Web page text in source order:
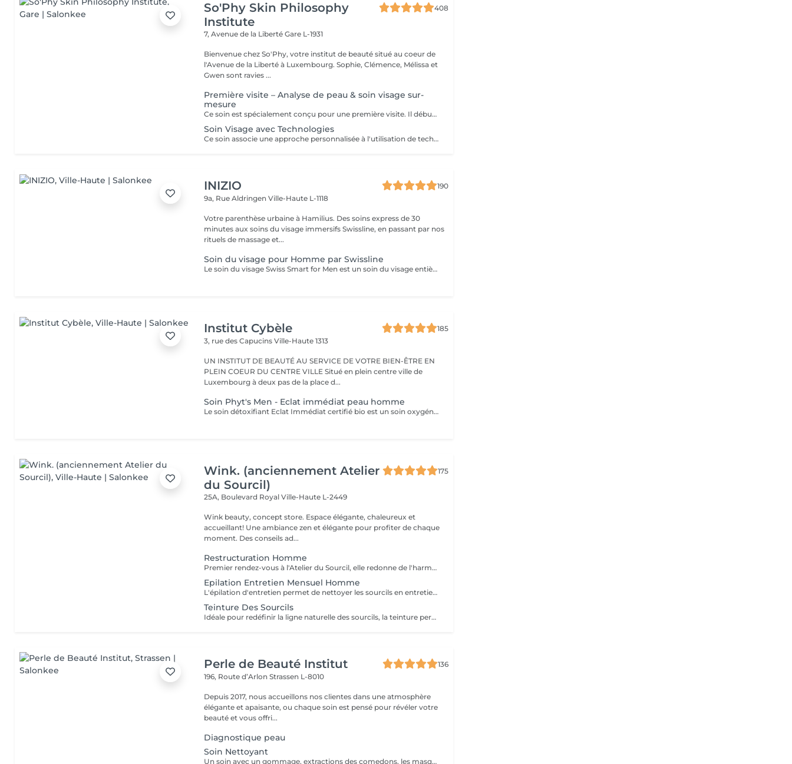
So'Phy Skin Philosophy
Institute
408
7, Avenue de la LibertéGare L-1931
Bienvenue chez So'Phy, votre institut de beauté situé au coeur de
l'Avenue de la Liberté à Luxembourg. Sophie, Clémence, Mélissa et
Gwen sont ravies ...
Première visite – Analyse de peau & soin visage sur-
mesure
Ce soin est spécialement conçu pour une première visite. Il débute par une analyse de peau approfondie afin de comprendre ses besoins et d’identifier les déséquilibres éventuels. Le soin du visage est ensuite entièrement personnalisé, avec des techniques et des produits adaptés pour répondre de manière ciblée aux besoins de la peau. Ce premier rendez-vous permet d’obtenir des résultats visibles tout en bénéficiant de conseils personnalisés pour améliorer durablement la qualité de la peau.
Soin Visage avec Technologies
Ce soin associe une approche personnalisée à l'utilisation de technologies avancées afin d'agir plus en profondeur sur la peau. Les technologies sont sélectionnées en fonction des besoins pour améliorer la texture de la peau, l'hydratation et les signes de l'âge. Un soin idéal pour obtenir des résultats visibles et aller plus loin dans l'amélioration de la qualité de la peau.
INIZIO
190
9a, Rue AldringenVille-Haute L-1118
Votre parenthèse urbaine à Hamilius. Des soins express de 30
minutes aux soins du visage immersifs Swissline, en passant par nos
rituels de massage et...
Soin du visage pour Homme par Swissline
Le soin du visage Swiss Smart for Men est un soin du visage entièrement personnalisé de 45 à 60 minutes conçu pour les hommes qui cherchent à détoxifier et à renforcer leur peau. Ce soin du visage utilise exclusivement des produits Swissline végétaliens, améliorés avec la collection signature d'Age Intelligence Boosters pour protéger et rééquilibrer la peau. Il a un effet de détresse instantané et comprend un massage facial de 15 à 20 minutes combinant relaxation et drainage lymphatique pour détoxifier la peau, et c'est un moyen intelligent et rapide de paraître à votre meilleur. Principaux avantages : Rafraîchit et dynamise la peau fatiguée Atténue l'irritation Améliore le teint et la texture de la peau
Institut Cybèle
185
3, rue des CapucinsVille-Haute 1313
UN INSTITUT DE BEAUTÉ AU SERVICE DE VOTRE BIEN-ÊTRE EN
PLEIN COEUR DU CENTRE VILLE Situé en plein centre ville de
Luxembourg à deux pas de la place d...
Soin Phyt's Men - Eclat immédiat peau homme
Le soin détoxifiant Eclat Immédiat certifié bio est un soin oxygénant et défatigant, destiné à toutes les peaux masculines, est idéal pour les épidermes asphyxiés ou les teints brouillés. Nettoyage - gommage - extraction des comédons avec vapeur - massage - masque. Enrichi en ginseng, aloé vera et huiles végétales nourrissantes, il hydrate, apaise et revitalise la peau.
Wink. (anciennement Atelier
du Sourcil)
175
25A, Boulevard RoyalVille-Haute L-2449
Wink beauty, concept store. Espace élégante, chaleureux et
accueillant! Une ambiance zen et élégante pour profiter de chaque
moment. Des conseils ad...
Restructuration Homme
Premier rendez-vous à l'Atelier du Sourcil, elle redonne de l'harmonie au visage. Entièrement réalisée à la pince à épiler, cette prestation iconique vise à redéfinir la forme des sourcils. Formée en morphologie du visage, notre équipe de professionnelles maîtrise toutes les subtilités d'une forme réussie. Un entretien mensuel permet ensuite de conserver une ligne idéale.
Epilation Entretien Mensuel Homme
L'épilation d'entretien permet de nettoyer les sourcils en entretien et de conserver ainsi leur ligne. Au-delà de deux mois sans entretien à l'atelier du sourcil, il faudra refaire une restructuration pour redessiner à nouveau la ligne du sourcil.
Teinture Des Sourcils
Idéale pour redéfinir la ligne naturelle des sourcils, la teinture permet d'intensifier et sublimer le regard. Parfois clairsemés, en manque de densité ou simplement endommagés par de trop régulières épilations, les sourcils peuvent avoir besoin d'être travaillés pour intensifier la teinte du poil ou masquer les sourcils blancs ou grisonnants.
Perle de Beauté Institut
136
196, Route d’ArlonStrassen L-8010
Depuis 2017, nous accueillons nos clientes dans une atmosphère
élégante et apaisante, ou chaque soin est pensé pour révéler votre
beauté et vous offri...
Diagnostique peau
Soin Nettoyant
Un soin avec un gommage, extractions des comedons, les masques spécifiques. Effet : la peau est fraîche, nette et éclatant.